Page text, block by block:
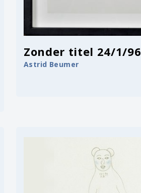
Zonder titel 24/1/96
Astrid Beumer